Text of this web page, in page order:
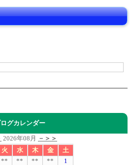
グカレンダー
2026年08月
－＞＞
火 水 木 金
土
** ** ** ** 1